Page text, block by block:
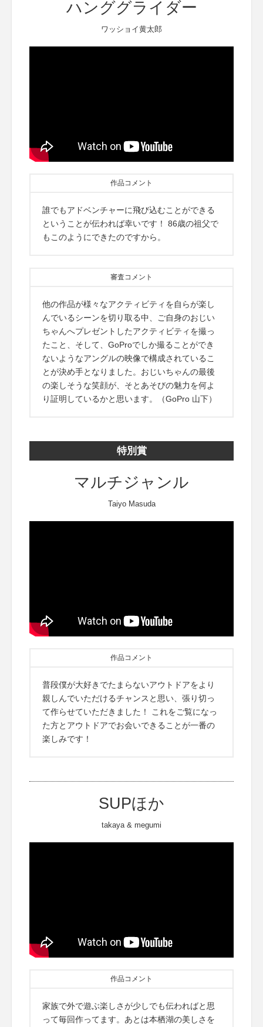
ハンググライダー
ワッショイ黄太郎
作品コメント
誰でもアドベンチャーに飛び込むことができる
ということが伝われば幸いです！ 86歳の祖父で
もこのようにできたのですから。
審査コメント
他の作品が様々なアクティビティを自らが楽し
んでいるシーンを切り取る中、ご自身のおじい
ちゃんへプレゼントしたアクティビティを撮っ
たこと、そして、GoProでしか撮ることができ
ないようなアングルの映像で構成されているこ
とが決め手となりました。おじいちゃんの最後
の楽しそうな笑顔が、そとあそびの魅力を何よ
り証明しているかと思います。（GoPro 山下）
特別賞
マルチジャンル
Taiyo Masuda
作品コメント
普段僕が大好きでたまらないアウトドアをより
親しんでいただけるチャンスと思い、張り切っ
て作らせていただきました！ これをご覧になっ
た方とアウトドアでお会いできることが一番の
楽しみです！
SUPほか
takaya & megumi
作品コメント
家族で外で遊ぶ楽しさが少しでも伝わればと思
って毎回作ってます。あとは本栖湖の美しさを